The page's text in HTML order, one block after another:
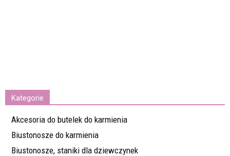
Kategorie
Akcesoria do butelek do karmienia
Biustonosze do karmienia
Biustonosze, staniki dla dziewczynek